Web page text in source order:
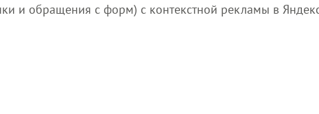
и обращения с форм) с контекстной рекламы в